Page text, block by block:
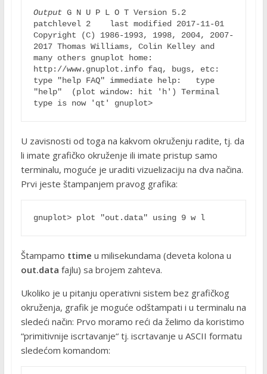
Output G N U P L O T Version 5.2
patchlevel 2    last modified 2017-11-01
Copyright (C) 1986-1993, 1998, 2004, 2007-
2017 Thomas Williams, Colin Kelley and
many others gnuplot home:
http://www.gnuplot.info faq, bugs, etc:
type "help FAQ" immediate help:   type
"help"  (plot window: hit 'h') Terminal
type is now 'qt' gnuplot>
U zavisnosti od toga na kakvom okruženju radite, tj. da
li imate grafičko okruženje ili imate pristup samo
terminalu, moguće je uraditi vizuelizaciju na dva načina.
Prvi jeste štampanjem pravog grafika:
gnuplot> plot "out.data" using 9 w l
Štampamo ttime u milisekundama (deveta kolona u
out.data fajlu) sa brojem zahteva.
Ukoliko je u pitanju operativni sistem bez grafičkog
okruženja, grafik je moguće odštampati i u terminalu na
sledeći način: Prvo moramo reći da želimo da koristimo
“primitivnije iscrtavanje“ tj. iscrtavanje u ASCII formatu
sledećom komandom: